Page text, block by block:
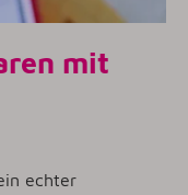
mit
echter